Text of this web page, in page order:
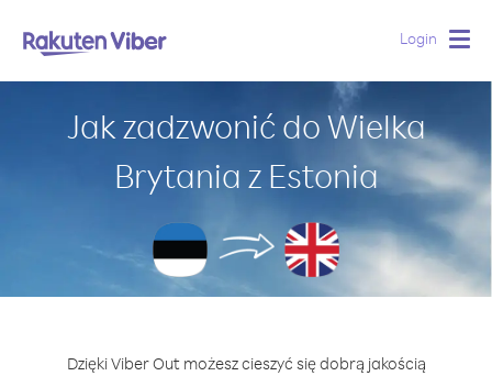
Login
Jak zadzwonić do Wielka
Brytania z Estonia
Dzięki Viber Out możesz cieszyć się dobrą jakością